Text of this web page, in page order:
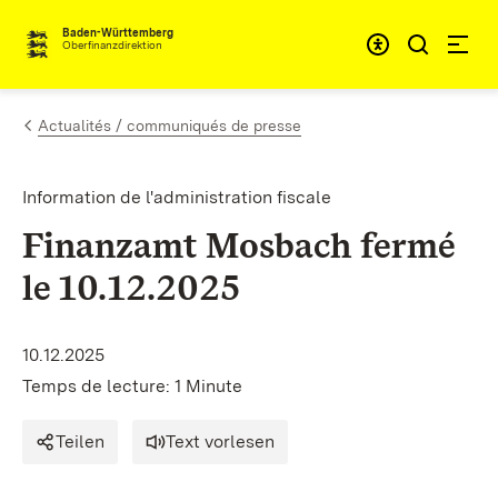
Passer au contenu
Baden-Württemberg
Oberfinanzdirektion
Actualités / communiqués de presse
Information de l'administration fiscale
Finanzamt Mosbach fermé
le 10.12.2025
10.12.2025
Temps de lecture: 1 Minute
Teilen Text vorlesen